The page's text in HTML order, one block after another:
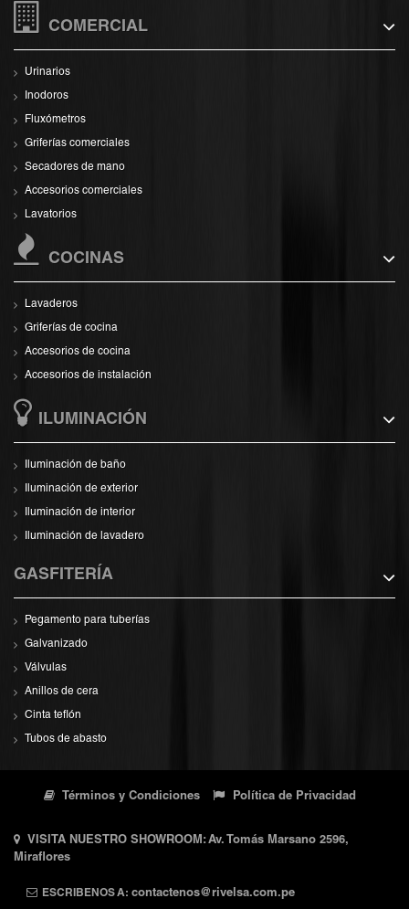
COMERCIAL
Urinarios
Inodoros
Fluxómetros
Griferías comerciales
Secadores de mano
Accesorios comerciales
Lavatorios
COCINAS
Lavaderos
Griferías de cocina
Accesorios de cocina
Accesorios de instalación
ILUMINACIÓN
Iluminación de baño
Iluminación de exterior
Iluminación de interior
Iluminación de lavadero
GASFITERÍA
Pegamento para tuberías
Galvanizado
Válvulas
Anillos de cera
Cinta teflón
Tubos de abasto
Términos y Condiciones Política de Privacidad
VISITA NUESTRO SHOWROOM: Av. Tomás Marsano 2596,
Miraflores
ESCRIBENOS A: contactenos@rivelsa.com.pe